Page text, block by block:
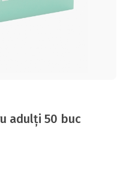
adulți 50 buc